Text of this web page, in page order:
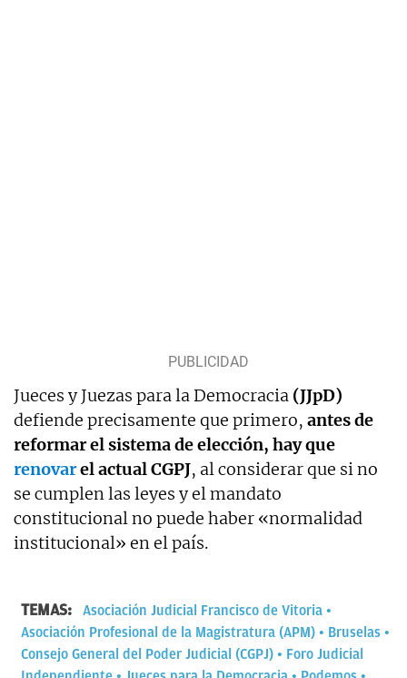
Jueces y Juezas para la Democracia (JJpD)
defiende precisamente que primero, antes de
reformar el sistema de elección, hay que
renovarel actual CGPJ, al considerar que si no
se cumplen las leyes y el mandato
constitucional no puede haber «normalidad
institucional» en el país.
TEMAS:
Asociación Judicial Francisco de Vitoria
Asociación Profesional de la Magistratura (APM)
Bruselas
Consejo General del Poder Judicial (CGPJ)
Foro Judicial